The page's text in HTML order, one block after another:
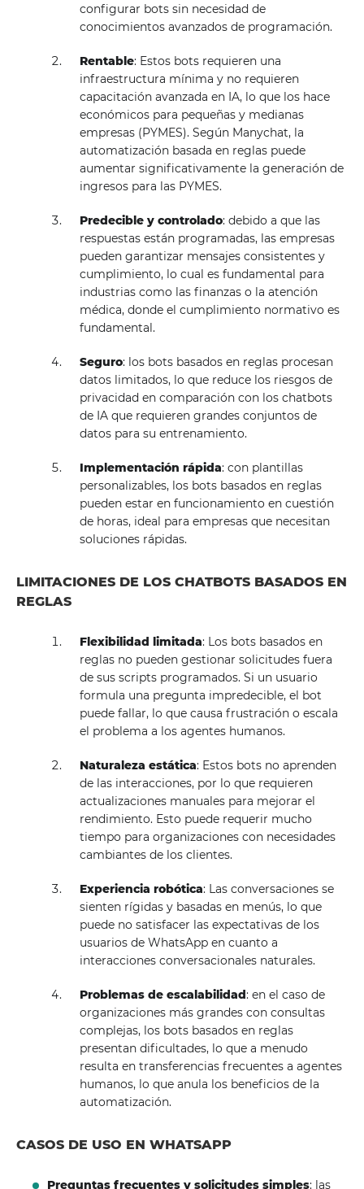
configurar bots sin necesidad de
conocimientos avanzados de programación.
Rentable: Estos bots requieren una
infraestructura mínima y no requieren
capacitación avanzada en IA, lo que los hace
económicos para pequeñas y medianas
empresas (PYMES). Según Manychat, la
automatización basada en reglas puede
aumentar significativamente la generación de
ingresos para las PYMES.
Predecible y controlado: debido a que las
respuestas están programadas, las empresas
pueden garantizar mensajes consistentes y
cumplimiento, lo cual es fundamental para
industrias como las finanzas o la atención
médica, donde el cumplimiento normativo es
fundamental.
Seguro: los bots basados ​​en reglas procesan
datos limitados, lo que reduce los riesgos de
privacidad en comparación con los chatbots
de IA que requieren grandes conjuntos de
datos para su entrenamiento.
Implementación rápida: con plantillas
personalizables, los bots basados ​​en reglas
pueden estar en funcionamiento en cuestión
de horas, ideal para empresas que necesitan
soluciones rápidas.
LIMITACIONES DE LOS CHATBOTS BASADOS ​​EN
REGLAS
Flexibilidad limitada: Los bots basados ​​en
reglas no pueden gestionar solicitudes fuera
de sus scripts programados. Si un usuario
formula una pregunta impredecible, el bot
puede fallar, lo que causa frustración o escala
el problema a los agentes humanos.
Naturaleza estática: Estos bots no aprenden
de las interacciones, por lo que requieren
actualizaciones manuales para mejorar el
rendimiento. Esto puede requerir mucho
tiempo para organizaciones con necesidades
cambiantes de los clientes.
Experiencia robótica: Las conversaciones se
sienten rígidas y basadas en menús, lo que
puede no satisfacer las expectativas de los
usuarios de WhatsApp en cuanto a
interacciones conversacionales naturales.
Problemas de escalabilidad: en el caso de
organizaciones más grandes con consultas
complejas, los bots basados ​​en reglas
presentan dificultades, lo que a menudo
resulta en transferencias frecuentes a agentes
humanos, lo que anula los beneficios de la
automatización.
CASOS DE USO EN WHATSAPP
Preguntas frecuentes y solicitudes simples: las